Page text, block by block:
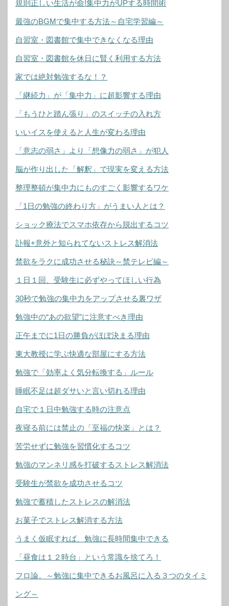
規則正しい生活が命!集中力がUPする時間術
最強のBGMで集中する方法～自宅学習編～
自習室・図書館で集中できなくなる理由
自習室・図書館を休日に賢く利用する方法
家では絶対勉強するな！？
「継続力」が「集中力」に超影響する理由
「もうひと踏ん張り」のスイッチの入れ方
いいイスを使えると人生が変わる理由
「意志の弱さ」より「想像力の弱さ」が犯人
脳が作り出した「解釈」で現実を変える方法
整理整頓が集中力にものすごく影響するワケ
「1日の勉強の終わり方」がうまい人とは？
ショック療法でスマホ依存から脱出するコツ
訃報+意外と知られてないストレス解消法
禁欲をラクに成功させる秘訣～禁テレビ編～
１日１回、受験生に必ずやってほしい行為
30秒で勉強の集中力をアップさせる裏ワザ
勉強中の“あの欲望”に注意すべき理由
正午までに1日の勝負がほぼ決まる理由
東大教授に学ぶ快適な部屋にする方法
勉強で「効率よく気分転換する」ルール
睡眠不足は超ダサいと言い切れる理由
自宅で１日中勉強する時の注意点
夜寝る前には禁止の「至福の快楽」とは？
苦労せずに勉強を習慣化するコツ
勉強のマンネリ感を打破するストレス解消法
受験生が禁欲を成功させるコツ
勉強で蓄積したストレスの解消法
お菓子でストレス解消する方法
うまく仮眠すれば、勉強に長時間集中できる
「昼食は１２時台」という常識を捨てろ！
フロ論。～勉強に集中できるお風呂に入る３つのタイミ
ング～